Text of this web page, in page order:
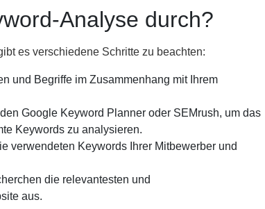
Analyse durch?
es verschiedene Schritte zu beachten:
und Begriffe im Zusammenhang mit Ihrem
Google Keyword Planner oder SEMrush, um das
Keywords zu analysieren.
verwendeten Keywords Ihrer Mitbewerber und
die relevantesten und
aus.